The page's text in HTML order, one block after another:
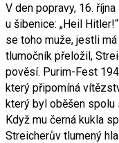
V den popravy, 16.
u šibenice: „Heil
se toho muže, jestli
tlumočník přeložil,
pověsí. Purim-Fest
který připomíná
který byl oběšen
Když mu černá kukla
Streicherův tlumený